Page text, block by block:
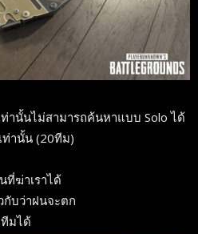
านั้นไม่สามารถค้นหาแบบ Solo ได้
ท่านั้น (20ทีม)
ที่ฆ่าเราได้
บว่าฝนจะตก
มได้